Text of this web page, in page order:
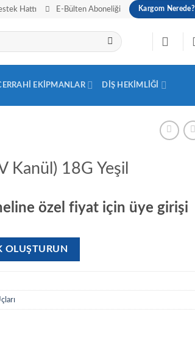
Hattı E-Bülten Aboneliği Kargom Nerede?
EKIPMANLAR DIŞ HEKIMLIĞI
Kanül) 18G Yeşil
özel fiyat için üye girişi
OLUŞTURUN